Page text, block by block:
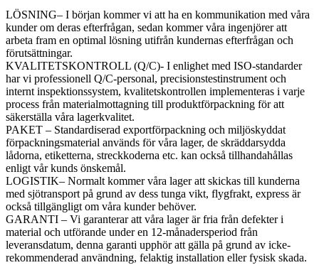
LÖSNING– I början kommer vi att ha en kommunikation med våra
kunder om deras efterfrågan, sedan kommer våra ingenjörer att
arbeta fram en optimal lösning utifrån kundernas efterfrågan och
förutsättningar.
KVALITETSKONTROLL (Q/C)- I enlighet med ISO-standarder
har vi professionell Q/C-personal, precisionstestinstrument och
internt inspektionssystem, kvalitetskontrollen implementeras i varje
process från materialmottagning till produktförpackning för att
säkerställa våra lagerkvalitet.
PAKET – Standardiserad exportförpackning och miljöskyddat
förpackningsmaterial används för våra lager, de skräddarsydda
lådorna, etiketterna, streckkoderna etc. kan också tillhandahållas
enligt vår kunds önskemål.
LOGISTIK– Normalt kommer våra lager att skickas till kunderna
med sjötransport på grund av dess tunga vikt, flygfrakt, express är
också tillgängligt om våra kunder behöver.
GARANTI – Vi garanterar att våra lager är fria från defekter i
material och utförande under en 12-månadersperiod från
leveransdatum, denna garanti upphör att gälla på grund av icke-
rekommenderad användning, felaktig installation eller fysisk skada.